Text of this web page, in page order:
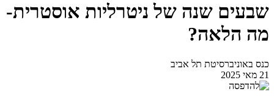
שבעים שנה של ניטרליות אוסטרית-
מה הלאה?
כנס באוניברסיטת תל אביב
21 מאי 2025